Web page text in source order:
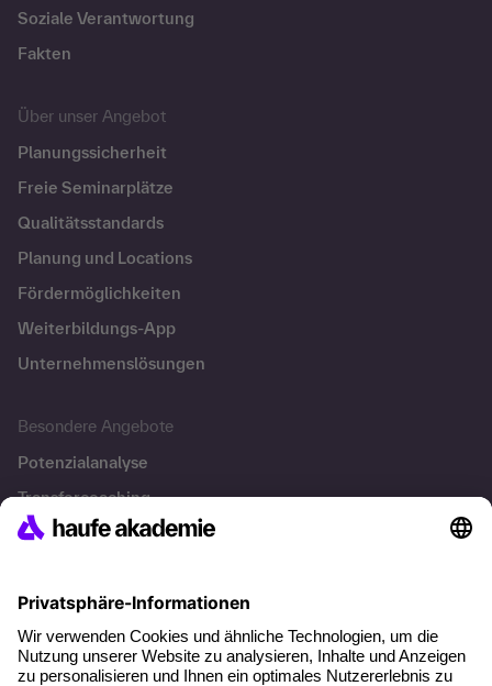
Soziale Verantwortung
Fakten
Über unser Angebot
Planungssicherheit
Freie Seminarplätze
Qualitätsstandards
Planung und Locations
Fördermöglichkeiten
Weiterbildungs-App
Unternehmenslösungen
Besondere Angebote
Potenzialanalyse
Transfercoaching
Coaching
Kontakt & Support
Kontakt
FAQ